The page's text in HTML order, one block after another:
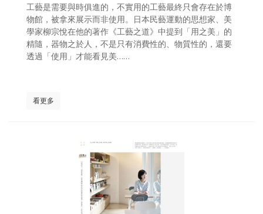
工藝是需要與時俱進的，不實用的工藝最終只會存在於博
物館，被拿來展示而非使用。日本民藝運動的思想家、美
學家柳宗悅在他的著作《工藝之道》中提到「用之美」的
精隨，器物之於人，不是只有消費性的、物質性的，還要
透過「使用」才能看見美……
看更多